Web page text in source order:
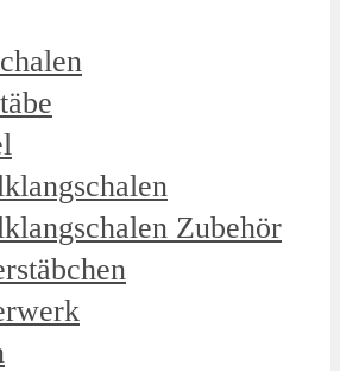
Zubehör